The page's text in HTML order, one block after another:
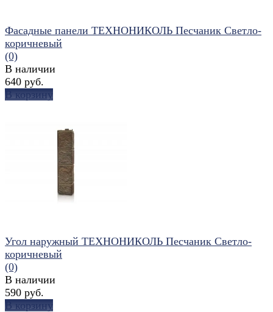
сравнить
Фасадные панели ТЕХНОНИКОЛЬ Песчаник Светло-
коричневый
(0)
В наличии
640 руб.
В корзину
Угол наружный ТЕХНОНИКОЛЬ Песчаник Светло-
коричневый
(0)
В наличии
590 руб.
В корзину